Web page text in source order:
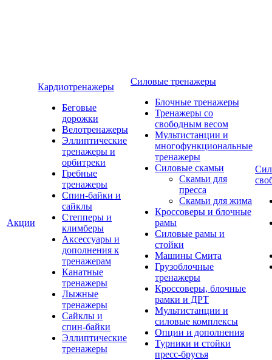
Акции
Кардиотренажеры
Беговые
дорожки
Велотренажеры
Эллиптические
тренажеры и
орбитреки
Гребные
тренажеры
Спин-байки и
сайклы
Степперы и
климберы
Аксессуары и
дополнения к
тренажерам
Канатные
тренажеры
Лыжные
тренажеры
Сайклы и
спин-байки
Эллиптические
тренажеры
Силовые тренажеры
Блочные тренажеры
Тренажеры со
свободным весом
Мультистанции и
многофункциональные
тренажеры
Силовые скамьи
Скамьи для
пресса
Скамьи для жима
Кроссоверы и блочные
рамы
Силовые рамы и
стойки
Машины Смита
Грузоблочные
тренажеры
Кроссоверы, блочные
рамки и ДРТ
Мультистанции и
силовые комплексы
Опции и дополнения
Турники и стойки
пресс-брусья